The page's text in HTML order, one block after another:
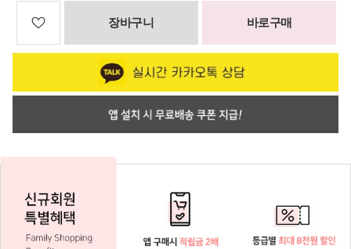
장바구니 바로구매